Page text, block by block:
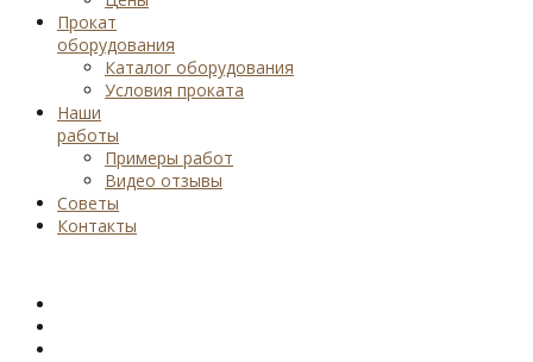
Прокат
оборудования
Каталог оборудования
Условия проката
Наши
работы
Примеры работ
Видео отзывы
Советы
Контакты